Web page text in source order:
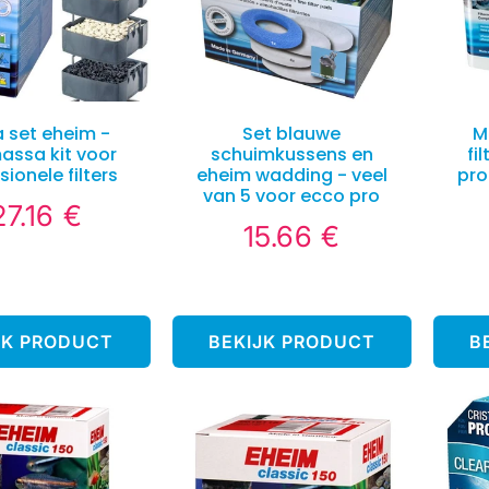
set eheim -
kit voor
filters
€
PRODUCT
Set blauwe
schuimkussens en
eheim wadding - veel
van 5 voor ecco pro
Normale
15.66 €
BEKIJK PRODUCT